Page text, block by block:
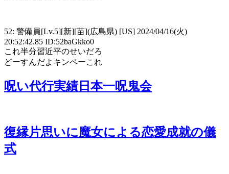
52: 警備員[Lv.5][新][苗](広島県) [US] 2024/04/16(火)
20:52:42.85 ID:52baGkko0
これ半分習近平のせいだろ
どーすんだよキンペーこれ
呪い代行実績日本一呪鬼会
復縁片思いに魔女による恋愛成就の儀
式